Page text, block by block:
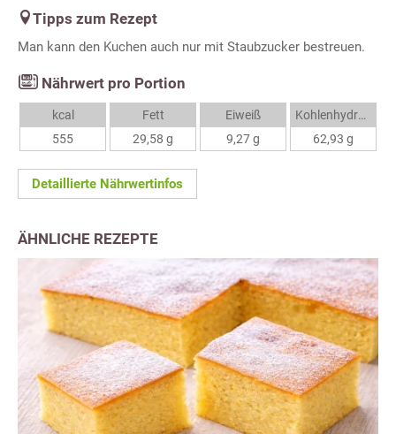
Tipps zum Rezept
Man kann den Kuchen auch nur mit Staubzucker bestreuen.
Nährwert pro Portion
kcal
555
Fett
29,58 g
Eiweiß
9,27 g
Kohlenhydrate
62,93 g
Detaillierte Nährwertinfos
ÄHNLICHE REZEPTE